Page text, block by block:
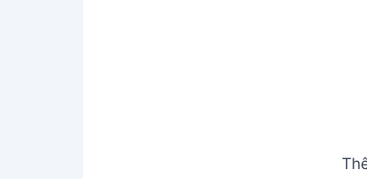
Cách nấu chè nha đam